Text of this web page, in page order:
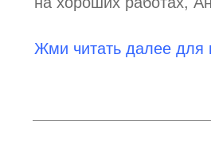
Жми читать далее для